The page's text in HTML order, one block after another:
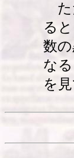
た
る
数
な
を